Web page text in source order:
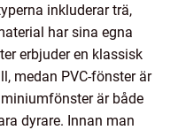
inkluderar trä,
har sina egna
erbjuder en klassisk
medan PVC-fönster är
är både
dyrare. Innan man